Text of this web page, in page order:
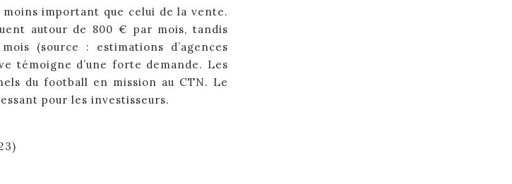
important que celui de la vente.
autour de 800 € par mois, tandis
(source : estimations d’agences
témoigne d’une forte demande. Les
du football en mission au CTN. Le
pour les investisseurs.